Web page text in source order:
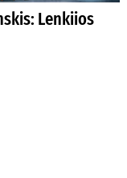
Lenkijos